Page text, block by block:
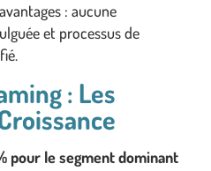
: aucune
et processus de
: Les
pour le segment dominant